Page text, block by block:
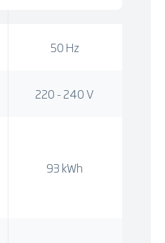
50 Hz
220 - 240 V
93 kWh